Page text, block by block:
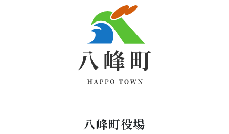
八峰町役場